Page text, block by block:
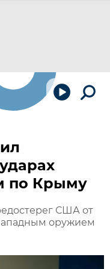
по Крыму
США от
оружием